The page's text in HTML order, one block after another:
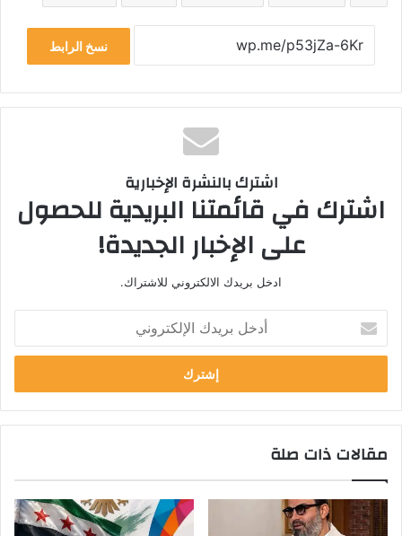
نسخ الرابط
اشترك بالنشرة الإخبارية
اشترك في قائمتنا البريدية للحصول
على الإخبار الجديدة!
ادخل بريدك الالكتروني للاشتراك.
خ
ب
ر
د
ا
ل
إ
مقالات ذات صلة